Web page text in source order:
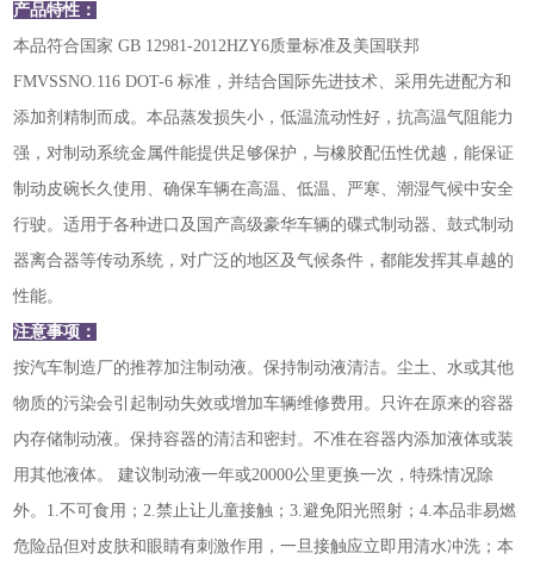
产品特性：
本品符合国家 GB 12981-2012HZY6质量标准及美国联邦
FMVSSNO.116 DOT-6 标准，并结合国际先进技术、采用先进配方和
添加剂精制而成。本品蒸发损失小，低温流动性好，抗高温气阻能力
强，对制动系统金属件能提供足够保护，与橡胶配伍性优越，能保证
制动皮碗长久使用、确保车辆在高温、低温、严寒、潮湿气候中安全
行驶。适用于各种进口及国产高级豪华车辆的碟式制动器、鼓式制动
器离合器等传动系统，对广泛的地区及气候条件，都能发挥其卓越的
性能。
注意事项：
按汽车制造厂的推荐加注制动液。保持制动液清洁。尘土、水或其他
物质的污染会引起制动失效或增加车辆维修费用。只许在原来的容器
内存储制动液。保持容器的清洁和密封。不准在容器内添加液体或装
用其他液体。 建议制动液一年或20000公里更换一次，特殊情况除
外。1.不可食用；2.禁止让儿童接触；3.避免阳光照射；4.本品非易燃
危险品但对皮肤和眼睛有刺激作用，一旦接触应立即用清水冲洗；本